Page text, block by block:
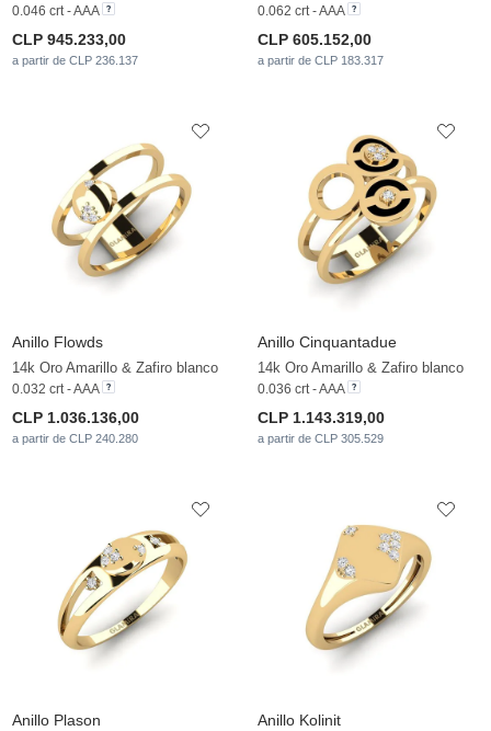
0.046 crt - AAA
CLP 945.233,00
a partir de CLP 236.137
0.062 crt - AAA
CLP 605.152,00
a partir de CLP 183.317
Anillo Flowds
14k Oro Amarillo & Zafiro blanco
0.032 crt - AAA
CLP 1.036.136,00
a partir de CLP 240.280
Anillo Cinquantadue
14k Oro Amarillo & Zafiro blanco
0.036 crt - AAA
CLP 1.143.319,00
a partir de CLP 305.529
Anillo Plason Anillo Kolinit